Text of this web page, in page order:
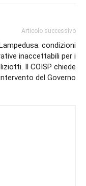
Articolo successivo
condizioni
inaccettabili per i
Il COISP chiede
del Governo